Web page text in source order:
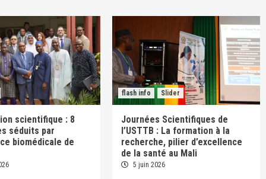
scientifique : 8
séduits par
biomédicale de
flash info Slider
Journées Scientifiques de
l’USTTB : La formation à la
recherche, pilier d’excellence
de la santé au Mali
5 juin 2026